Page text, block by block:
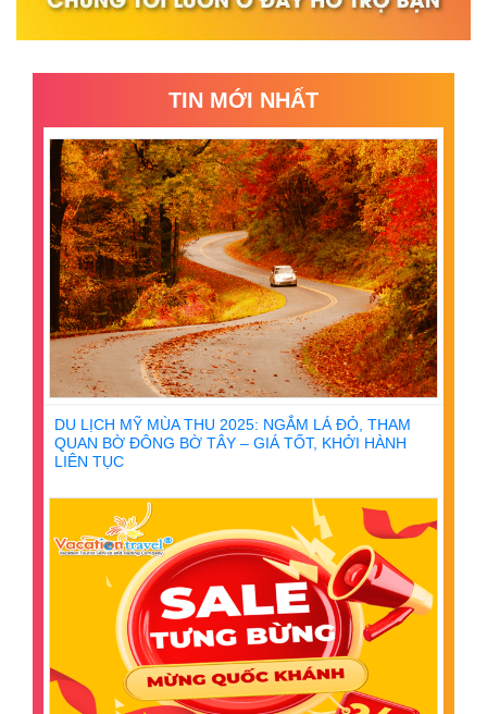
TIN MỚI NHẤT
DU LỊCH MỸ MÙA THU 2025: NGẮM LÁ ĐỎ, THAM
QUAN BỜ ĐÔNG BỜ TÂY – GIÁ TỐT, KHỞI HÀNH
LIÊN TỤC